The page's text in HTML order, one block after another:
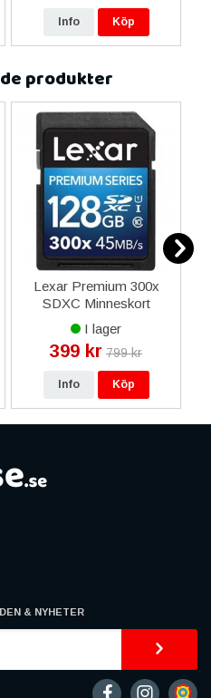
Info Köp
produkter
Lexar Premium 300x
SDXC Minneskort
128GB
I lager
399 kr 799 kr
Info Köp
& NYHETER